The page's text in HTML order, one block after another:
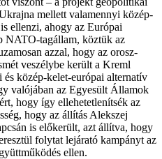
mellett valamennyi közép-
ellenzi, ahogy az Európai
NATO-tagállam, köztük az
azzal, hogy az orosz-
veszélybe került a Kreml
közép-kelet-európai alternatív
valójában az Egyesült Államok
hogy így ellehetetlenítsék az
hogy az állítás Alekszej
is előkerült, azt állítva, hogy
folytat lejárató kampányt az
ellen.